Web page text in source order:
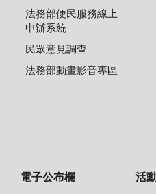
法務部便民服務線上
申辦系統
民眾意見調查
法務部動畫影音專區
電子公布欄 活